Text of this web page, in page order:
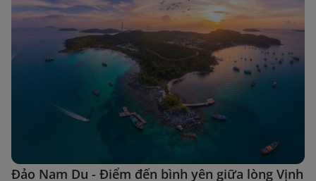
Đảo Nam Du - Điểm đến bình yên giữa lòng Vịnh